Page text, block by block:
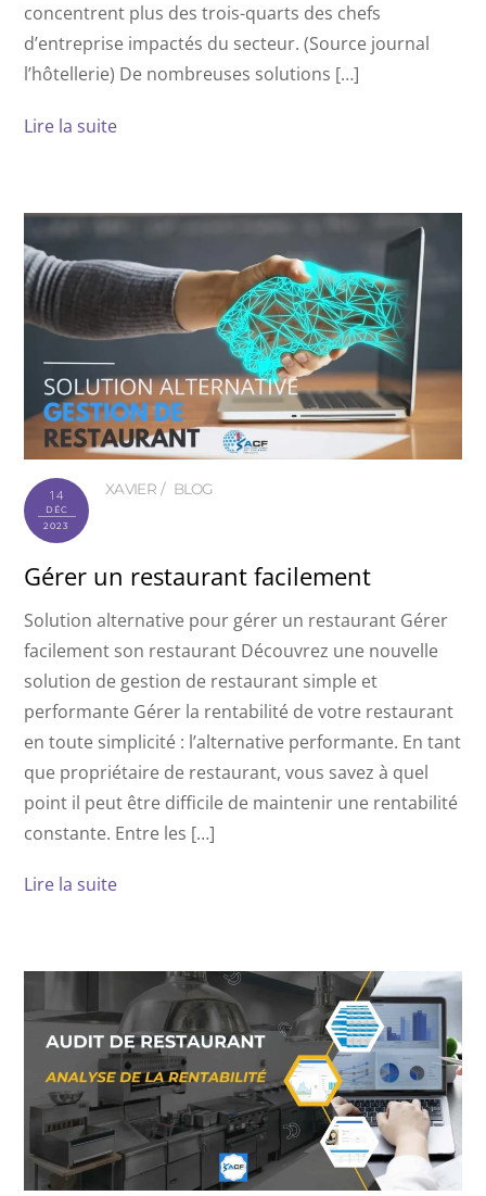
concentrent plus des trois-quarts des chefs
d’entreprise impactés du secteur. (Source journal
l’hôtellerie) De nombreuses solutions […]
Lire la suite
14
DÉC
2023
XAVIER BLOG
Gérer un restaurant facilement
Solution alternative pour gérer un restaurant Gérer
facilement son restaurant Découvrez une nouvelle
solution de gestion de restaurant simple et
performante Gérer la rentabilité de votre restaurant
en toute simplicité : l’alternative performante. En tant
que propriétaire de restaurant, vous savez à quel
point il peut être difficile de maintenir une rentabilité
constante. Entre les […]
Lire la suite